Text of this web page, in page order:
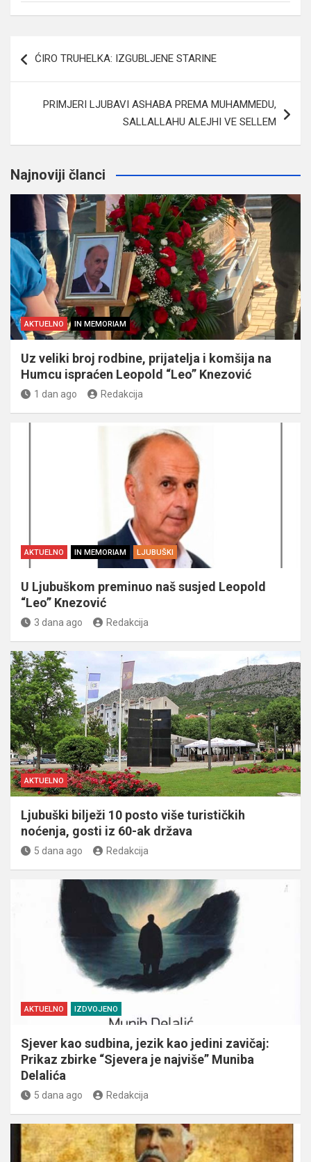
članaka
ĆIRO TRUHELKA: IZGUBLJENE STARINE
PRIMJERI LJUBAVI ASHABA PREMA MUHAMMEDU,
SALLALLAHU ALEJHI VE SELLEM
Najnoviji članci
AKTUELNO IN MEMORIAM
Uz veliki broj rodbine, prijatelja i komšija na
Humcu ispraćen Leopold “Leo” Knezović
1 dan ago Redakcija
AKTUELNO IN MEMORIAM LJUBUŠKI
U Ljubuškom preminuo naš susjed Leopold
“Leo” Knezović
3 dana ago Redakcija
AKTUELNO
Ljubuški bilježi 10 posto više turističkih
noćenja, gosti iz 60-ak država
5 dana ago Redakcija
AKTUELNO IZDVOJENO
Sjever kao sudbina, jezik kao jedini zavičaj:
Prikaz zbirke “Sjevera je najviše” Muniba
Delalića
5 dana ago Redakcija